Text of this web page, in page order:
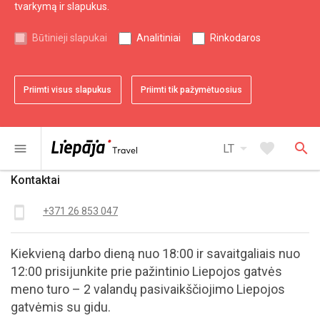
tvarkymą ir slapukus.
Būtinieji slapukai Analitiniai Rinkodaros
Priimti visus slapukus Priimti tik pažymėtuosius
menu LT arrow_drop_down favorite search
chevron_left
Kontaktai
smartphone +371 26 853 047
Kiekvieną darbo dieną nuo 18:00 ir savaitgaliais nuo
12:00 prisijunkite prie pažintinio Liepojos gatvės
meno turo – 2 valandų pasivaikščiojimo Liepojos
gatvėmis su gidu.